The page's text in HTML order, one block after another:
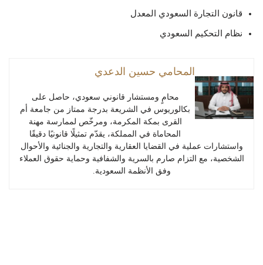
قانون التجارة السعودي المعدل
نظام التحكيم السعودي
المحامي حسين الدعدي
محامٍ ومستشار قانوني سعودي، حاصل على
بكالوريوس في الشريعة بدرجة ممتاز من جامعة أم
القرى بمكة المكرمة، ومرخّص لممارسة مهنة
المحاماة في المملكة، يقدّم تمثيلًا قانونيًا دقيقًا
واستشارات عملية في القضايا العقارية والتجارية والجنائية والأحوال
الشخصية، مع التزام صارم بالسرية والشفافية وحماية حقوق العملاء
وفق الأنظمة السعودية.